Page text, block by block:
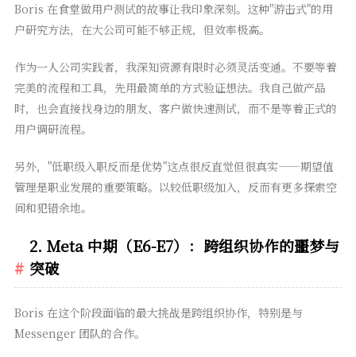
Boris 在食堂做用户测试的故事让我印象深刻。这种"游击式"的用
户研究方法，在大公司可能不够正规，但效率极高。
作为一人公司实践者，我深知资源有限时必须灵活变通。不要等着
完美的流程和工具，先用最简单的方式验证想法。我自己做产品
时，也会直接找身边的朋友、客户做快速测试，而不是等着正式的
用户调研流程。
另外，"低职级入职反而是优势"这点很反直觉但很真实——期望值
管理是职业发展的重要策略。以较低职级加入，反而有更多探索空
间和犯错余地。
2. Meta 中期（E6-E7）：跨组织协作的噩梦与
突破
Boris 在这个阶段面临的最大挑战是跨组织协作，特别是与
Messenger 团队的合作。